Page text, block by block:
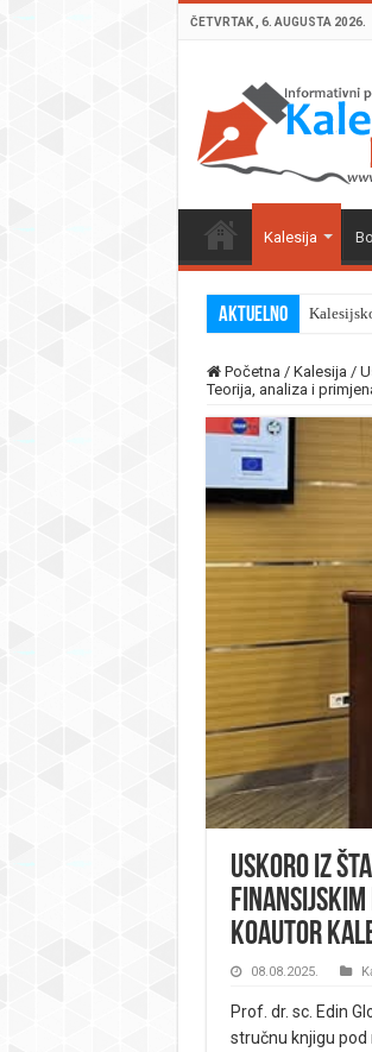
ČETVRTAK , 6. AUGUSTA 2026.
Kalesija
Aktuelno
Početna / Kalesija /
Teorija, analiza i
Uskoro iz
finansijskim
koautor
08.08.2025.
Prof. dr. sc. Edin
stručnu knjigu